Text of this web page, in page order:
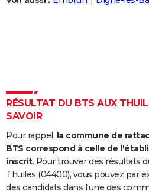
Carte de Noël
Carte Bonne année
Carte Saint-Valentin
Carte Pâques
Carte d'anniversaire
Dictionnaire
Biographies
Citations
Expressions
Proverbes
PROGRAMME TV
COPAINS D'AVANT
S'inscrire
Se connecter
Lycées
Collèges
Primaires
Universités
Entreprises
Service militaire
Avis de recherche
AVIS DE DÉCÈS
RÉSULTAT DU BTS AUX
SAVOIR
Pour rappel, la commune de
BTS correspond à celle de
inscrit. Pour trouver des résultats
Thuiles (04400), vous pouvez par
des candidats dans l'une des